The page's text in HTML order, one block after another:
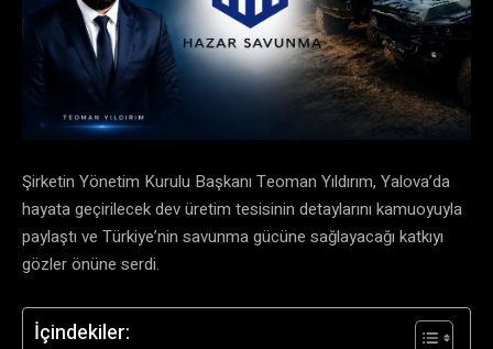
Şirketin Yönetim Kurulu Başkanı Teoman Yıldırım, Yalova’da
hayata geçirilecek dev üretim tesisinin detaylarını kamuoyuyla
paylaştı ve Türkiye’nin savunma gücüne sağlayacağı katkıyı
gözler önüne serdi.
İçindekiler: